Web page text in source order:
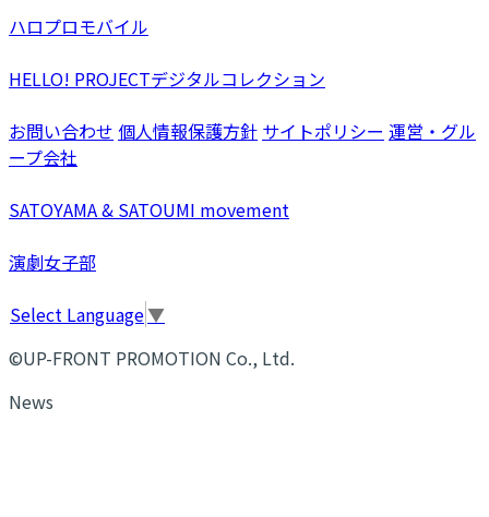
ハロプロモバイル
HELLO! PROJECTデジタルコレクション
お問い合わせ 個人情報保護方針 サイトポリシー 運営・グル
ープ会社
SATOYAMA & SATOUMI movement
演劇女子部
Select Language▼
©UP-FRONT PROMOTION Co., Ltd.
News